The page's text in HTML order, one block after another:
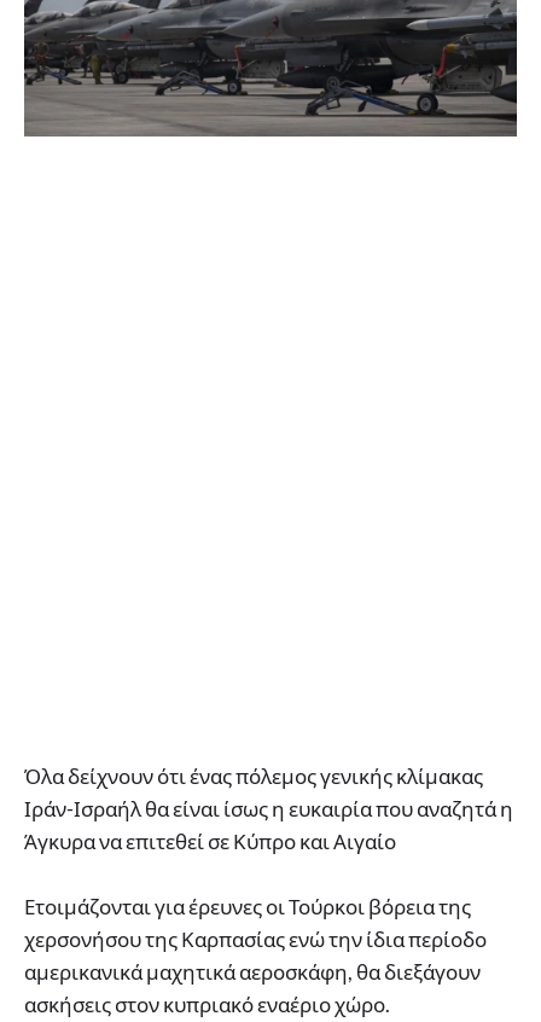
Όλα δείχνουν ότι ένας πόλεμος γενικής κλίμακας
Ιράν-Ισραήλ θα είναι ίσως η ευκαιρία που αναζητά η
Άγκυρα να επιτεθεί σε Κύπρο και Αιγαίο
Ετοιμάζονται για έρευνες οι Τούρκοι βόρεια της
χερσονήσου της Καρπασίας ενώ την ίδια περίοδο
αμερικανικά μαχητικά αεροσκάφη, θα διεξάγουν
ασκήσεις στον κυπριακό εναέριο χώρο.